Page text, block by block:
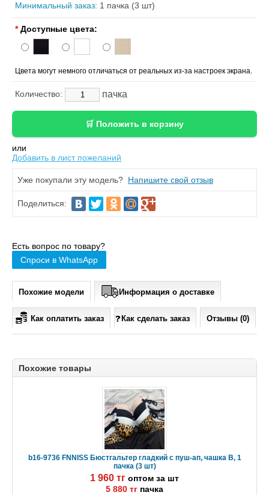
Минимальный заказ: 1 пачка (3 шт)
* Доступные цвета:
Цвета могут немного отличаться от реальных из-за настроек экрана.
Количество: пачка
или
Добавить в лист пожеланий
Уже покупали эту модель? Напишите свой отзыв
Поделиться:
Есть вопрос по товару?
Спроси в WhatsApp
Похожие модели Информация о доставке
Как оплатить заказ Как сделать заказ Отзывы (0)
Похожие товары
b16-9736 FNNISS Бюстгальтер гладкий с пуш-ап, чашка B, 1
пачка (3 шт)
1 960 тг оптом за шт
5 880 тг пачка